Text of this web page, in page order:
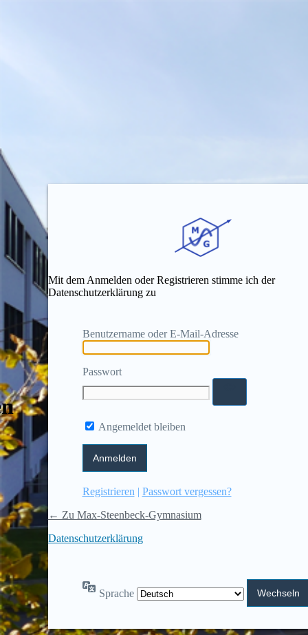
Mit dem Anmelden oder Registrieren stimme ich der
Datenschutzerklärung zu
Benutzername oder E-Mail-Adresse
Passwort
Angemeldet bleiben
Registrieren | Passwort vergessen?
← Zu Max-Steenbeck-Gymnasium
Datenschutzerklärung
Sprache